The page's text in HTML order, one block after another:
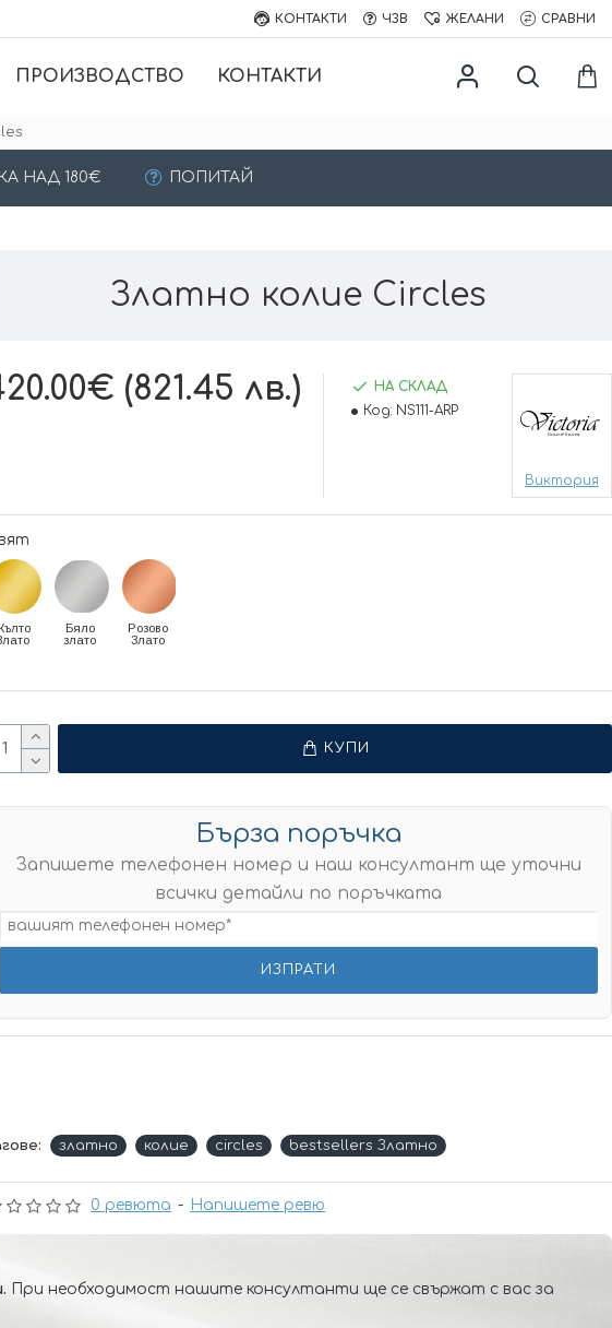
КОНТАКТИ ЧЗВ ЖЕЛАНИ СРАВНИ
ПРОИЗВОДСТВО КОНТАКТИ
НАД 180€ ПОПИТАЙ
Златно колие Circles
0 ревюта - Напишете ревю
(821.45 лв.)
НА СКЛАД
Код: NS111-ARP
Виктория
Бяло
злато
Розово
Злато
КУПИ
Бърза поръчка
Запишете телефонен номер и наш консултант ще уточни
всички детайли по поръчката
златно колие circles bestsellers Златно
При необходимост нашите консултанти ще се свържат с вас за